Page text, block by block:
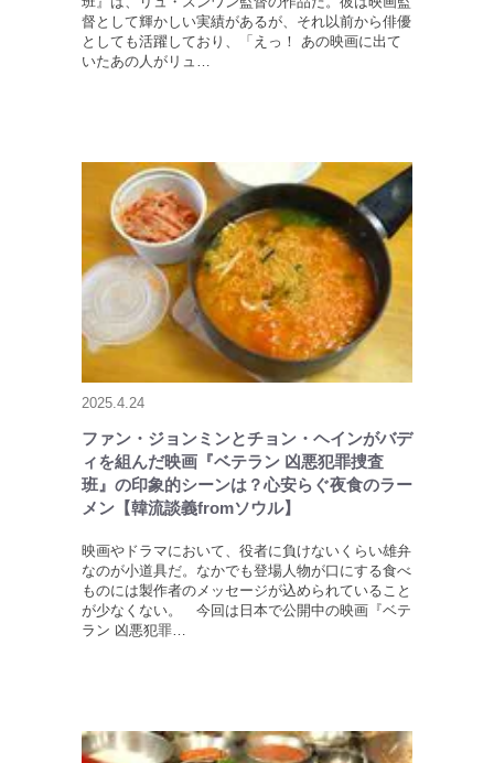
督として輝かしい実績があるが、それ以前から俳優
としても活躍しており、「えっ！ あの映画に出て
いたあの人がリュ…
2025.4.24
ファン・ジョンミンとチョン・ヘインがバデ
ィを組んだ映画『ベテラン 凶悪犯罪捜査
班』の印象的シーンは？心安らぐ夜食のラー
メン【韓流談義fromソウル】
映画やドラマにおいて、役者に負けないくらい雄弁
なのが小道具だ。なかでも登場人物が口にする食べ
ものには製作者のメッセージが込められていること
が少なくない。 今回は日本で公開中の映画『ベテ
ラン 凶悪犯罪…